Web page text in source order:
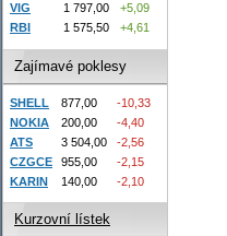
VIG
1 797,00
+5,09
RBI
1 575,50 +4,61
Zajímavé poklesy
SHELL 877,00
-10,33
NOKIA
200,00
-4,40
ATS
3 504,00
-2,56
CZGCE
955,00
-2,15
KARIN
140,00 -2,10
Kurzovní lístek